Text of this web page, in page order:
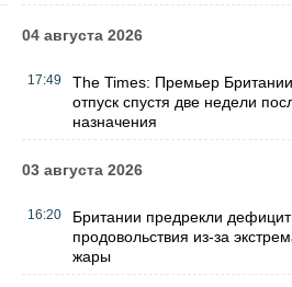
04 августа 2026
17:49
The Times: Премьер
отпуск спустя две недели
назначения
03 августа 2026
16:20
Британии предрекли дефицит
продовольствия из-за
жары